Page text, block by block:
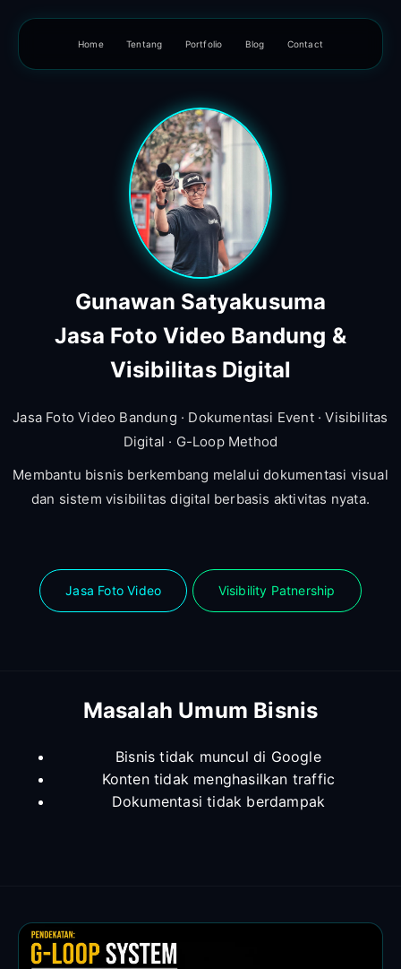
Home Tentang Portfolio Blog Contact
Gunawan Satyakusuma
Jasa Foto Video Bandung &
Visibilitas Digital
Jasa Foto Video Bandung · Dokumentasi Event · Visibilitas
Digital · G-Loop Method
Membantu bisnis berkembang melalui dokumentasi visual
dan sistem visibilitas digital berbasis aktivitas nyata.
Jasa Foto Video Visibility Patnership
Masalah Umum Bisnis
Bisnis tidak muncul di Google
Konten tidak menghasilkan traffic
Dokumentasi tidak berdampak